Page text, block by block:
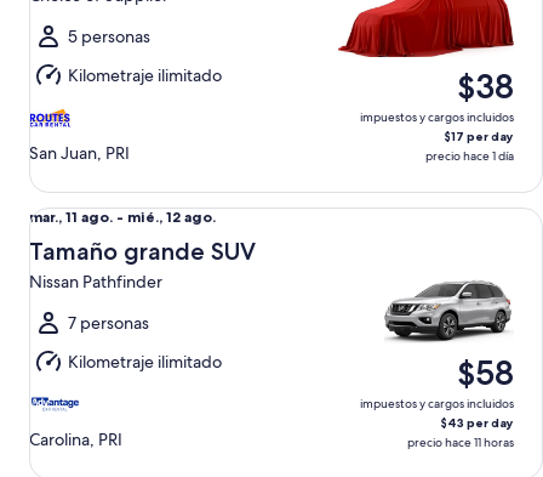
ago.
al
jue.,
13
ago.
5 personas
Kilometraje ilimitado
San Juan, PRI
$38
impuestos y cargos incluidos
$17 per day
precio hace 1 día
Del
mar.,
11
ago.
al
mié.,
12
ago.
mar., 11 ago. - mié., 12 ago.
Tamaño grande SUV
Nissan Pathfinder
7 personas
Kilometraje ilimitado
Carolina, PRI
$58
impuestos y cargos incluidos
$43 per day
precio hace 11 horas
Tamaño grande SUV Nissan Pathfinder